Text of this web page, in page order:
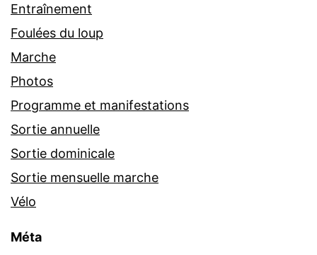
Entraînement
Foulées du loup
Marche
Photos
Programme et manifestations
Sortie annuelle
Sortie dominicale
Sortie mensuelle marche
Vélo
Méta